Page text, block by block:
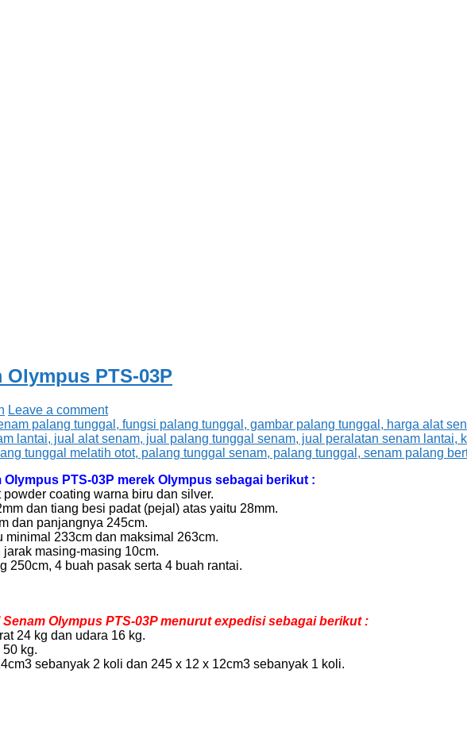
Yang Lengkap, Berkualitas Dengan Harga Yang Murah
PTS-03P
Leave a comment
PTS-03P merek Olympus sebagai berikut :
coating warna biru dan silver.
dan tiang besi padat (pejal) atas yaitu 28mm.
dan panjangnya 245cm.
233cm dan maksimal 263cm.
masing-masing 10cm.
250cm, 4 buah pasak serta 4 buah rantai.
Olympus PTS-03P menurut expedisi sebagai berikut :
24 kg dan udara 16 kg.
kg.
sebanyak 2 koli dan 245 x 12 x 12cm3 sebanyak 1 koli.